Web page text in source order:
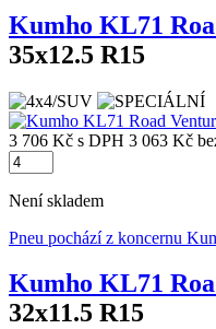
Kumho KL71
35x12.5 R15
3 706 Kč s DPH 3 063 Kč
Není skladem
Pneu pochází z koncernu
Kumho KL71
32x11.5 R15